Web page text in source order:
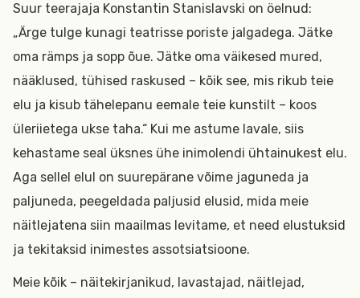
Suur teerajaja Konstantin Stanislavski on öelnud:
„Ärge tulge kunagi teatrisse poriste jalgadega. Jätke
oma rämps ja sopp õue. Jätke oma väikesed mured,
nääklused, tühised raskused – kõik see, mis rikub teie
elu ja kisub tähelepanu eemale teie kunstilt – koos
üleriietega ukse taha.“ Kui me astume lavale, siis
kehastame seal üksnes ühe inimolendi ühtainukest elu.
Aga sellel elul on suurepärane võime jaguneda ja
paljuneda, peegeldada paljusid elusid, mida meie
näitlejatena siin maailmas levitame, et need elustuksid
ja tekitaksid inimestes assotsiatsioone.
Meie kõik – näitekirjanikud, lavastajad, näitlejad,